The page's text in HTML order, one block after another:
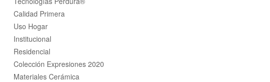
Calidad Primera
Uso Hogar
Institucional
Residencial
Colección Expresiones 2020
Materiales Cerámica